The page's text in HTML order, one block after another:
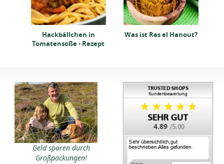
Hackbällchen in
Tomatensoße - Rezept
Was ist Ras el Hanout?
Geld sparen durch
Großpackungen!
4.89